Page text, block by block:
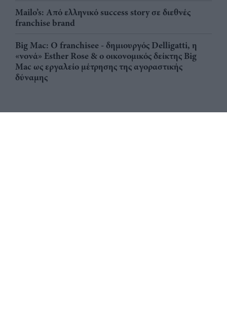
Mailo’s: Από ελληνικό success story σε διεθνές
franchise brand
Big Mac: Ο franchisee - δημιουργός Delligatti, η
«νονά» Esther Rose & ο οικονομικός δείκτης Big
Mac ως εργαλείο μέτρησης της αγοραστικής
δύναμης